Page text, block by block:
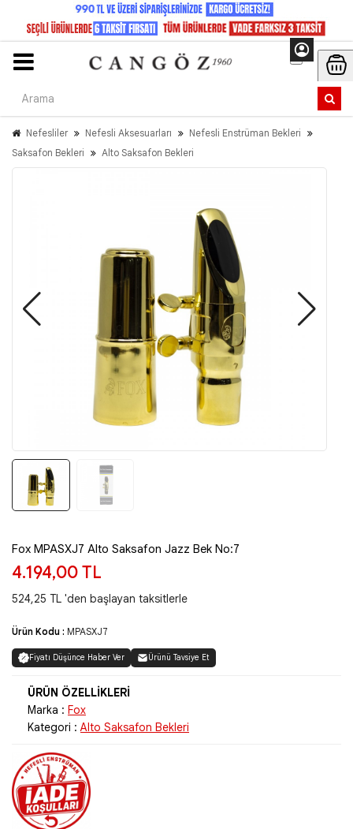
Nefesliler Nefesli Aksesuarları
Nefesli Enstrüman Bekleri
Saksafon Bekleri
Alto Saksafon Bekleri
Fox MPASXJ7 Alto Saksafon Jazz Bek No:7
4.194,00 TL
524,25 TL 'den başlayan taksitlerle
Ürün Kodu : MPASXJ7
Fiyatı Düşünce Haber Ver Ürünü Tavsiye Et
Marka : Fox
Kategori : Alto Saksafon Bekleri